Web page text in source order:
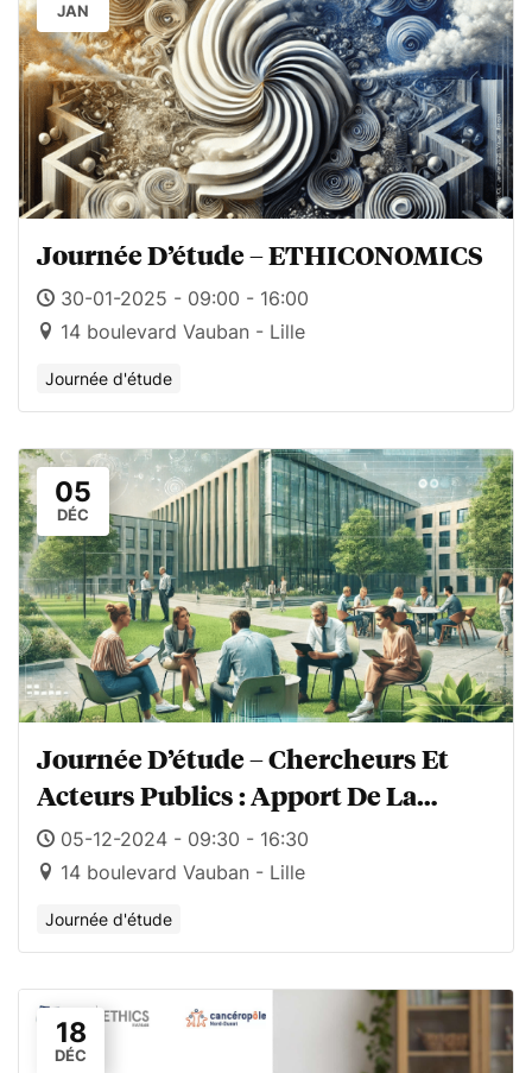
JAN
Journée D’étude – ETHICONOMICS
30-01-2025 - 09:00 - 16:00
14 boulevard Vauban - Lille
Journée d'étude
05
DÉC
Journée D’étude – Chercheurs Et
Acteurs Publics : Apport De La
Recherche Et Des Sciences
Comportementales Dans Le Pilotage
Des Politiques Publiques
05-12-2024 - 09:30 - 16:30
14 boulevard Vauban - Lille
Journée d'étude
18
DÉC